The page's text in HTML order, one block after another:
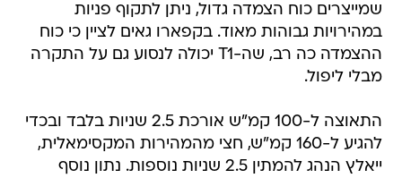
ההצמדה כה רב, שה-T1 יכולה לנסוע גם על התקרה
מבלי ליפול.
ייאלץ הנהג להמתין 2.5 שניות נוספות. נתון נוסף
שכמעט ואין מתייחסים אליו הוא נתון הבלימה
המדהים. הבלימה ממהירות של 160 קמ"ש ועד